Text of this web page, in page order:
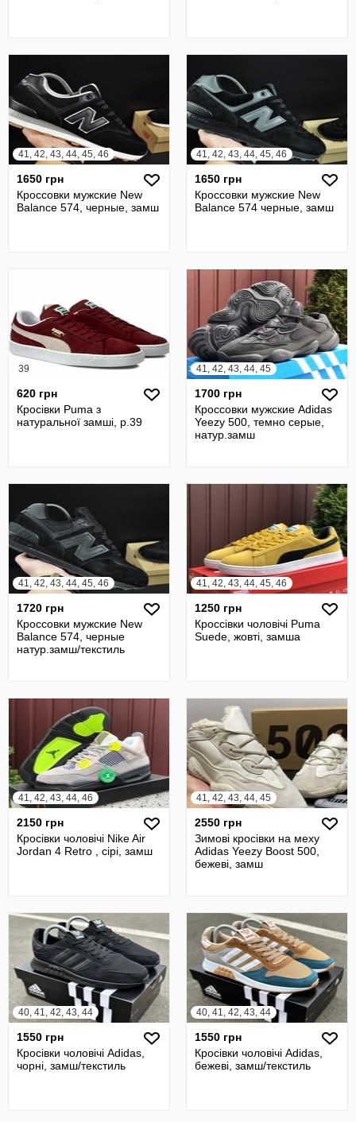
41, 42, 43, 44, 45, 46
1650 грн
Кроссовки мужские New
Balance 574, черные, замш
41, 42, 43, 44, 45, 46
1650 грн
Кроссовки мужские New
Balance 574 черные, замш
39
620 грн
Кросівки Puma з
натуральної замші, р.39
41, 42, 43, 44, 45
1700 грн
Кроссовки мужские Adidas
Yeezy 500, темно серые,
натур.замш
41, 42, 43, 44, 45, 46
1720 грн
Кроссовки мужские New
Balance 574, черные
натур.замш/текстиль
41, 42, 43, 44, 45, 46
1250 грн
Кроссівки чоловічі Puma
Suede, жовті, замша
41, 42, 43, 44, 46
2150 грн
Кросівки чоловічі Nike Air
Jordan 4 Retro , сірі, замш
41, 42, 43, 44, 45
2550 грн
Зимові кросівки на меху
Adidas Yeezy Boost 500,
бежеві, замш
40, 41, 42, 43, 44
1550 грн
Кросівки чоловічі Adidas,
чорні, замш/текстиль
40, 41, 42, 43, 44
1550 грн
Кросівки чоловічі Adidas,
бежеві, замш/текстиль